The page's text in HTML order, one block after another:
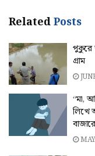
RelatedPosts
পুকুরে
গ্রাম
“মা,
লিখে